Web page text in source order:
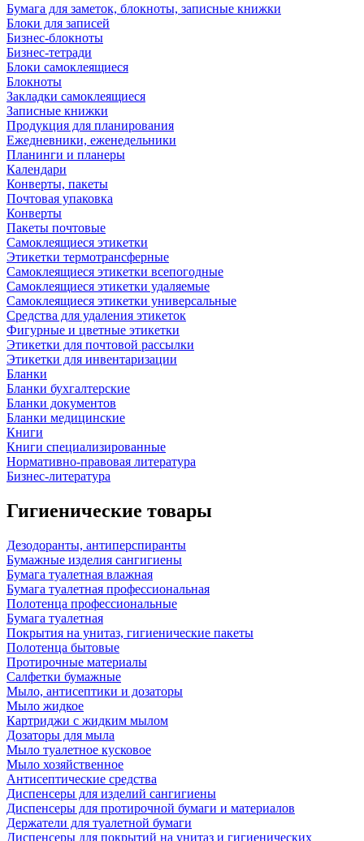
Бумага для заметок, блокноты, записные книжки
Блоки для записей
Бизнес-блокноты
Бизнес-тетради
Блоки самоклеящиеся
Блокноты
Закладки самоклеящиеся
Записные книжки
Продукция для планирования
Ежедневники, еженедельники
Планинги и планеры
Календари
Конверты, пакеты
Почтовая упаковка
Конверты
Пакеты почтовые
Самоклеящиеся этикетки
Этикетки термотрансферные
Самоклеящиеся этикетки всепогодные
Самоклеящиеся этикетки удаляемые
Самоклеящиеся этикетки универсальные
Средства для удаления этикеток
Фигурные и цветные этикетки
Этикетки для почтовой рассылки
Этикетки для инвентаризации
Бланки
Бланки бухгалтерские
Бланки документов
Бланки медицинские
Книги
Книги специализированные
Нормативно-правовая литература
Бизнес-литература
Гигиенические товары
Дезодоранты, антиперспиранты
Бумажные изделия сангигиены
Бумага туалетная влажная
Бумага туалетная профессиональная
Полотенца профессиональные
Бумага туалетная
Покрытия на унитаз, гигиенические пакеты
Полотенца бытовые
Протирочные материалы
Салфетки бумажные
Мыло, антисептики и дозаторы
Мыло жидкое
Картриджи с жидким мылом
Дозаторы для мыла
Мыло туалетное кусковое
Мыло хозяйственное
Антисептические средства
Диспенсеры для изделий сангигиены
Диспенсеры для протирочной бумаги и материалов
Держатели для туалетной бумаги
Диспенсеры для покрытий на унитаз и гигиенических